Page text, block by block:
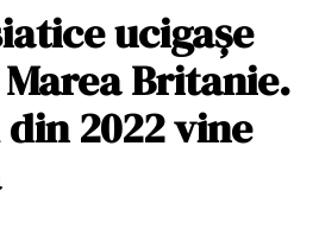
ucigașe
Britanie.
2022 vine